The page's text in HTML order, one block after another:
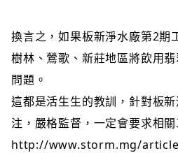
換言之，如果板新淨水廠第2期
樹林、鶯歌、新莊地區將飲用
問題。
這都是活生生的教訓，針對板
注，嚴格監督，一定會要求相
http://www.storm.mg/